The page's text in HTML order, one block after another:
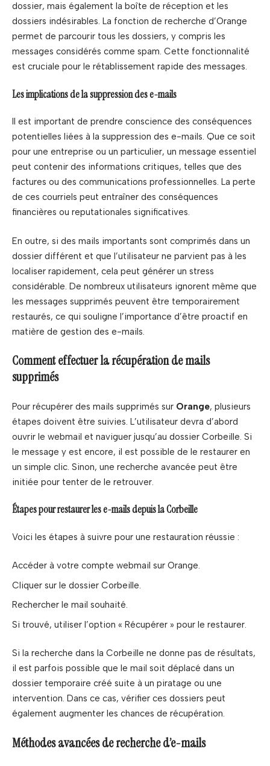
dossier, mais également la boîte de réception et les
dossiers indésirables. La fonction de recherche d’Orange
permet de parcourir tous les dossiers, y compris les
messages considérés comme spam. Cette fonctionnalité
est cruciale pour le rétablissement rapide des messages.
Les implications de la suppression des e-mails
Il est important de prendre conscience des conséquences
potentielles liées à la suppression des e-mails. Que ce soit
pour une entreprise ou un particulier, un message essentiel
peut contenir des informations critiques, telles que des
factures ou des communications professionnelles. La perte
de ces courriels peut entraîner des conséquences
financières ou reputationales significatives.
En outre, si des mails importants sont comprimés dans un
dossier différent et que l’utilisateur ne parvient pas à les
localiser rapidement, cela peut générer un stress
considérable. De nombreux utilisateurs ignorent même que
les messages supprimés peuvent être temporairement
restaurés, ce qui souligne l’importance d’être proactif en
matière de gestion des e-mails.
Comment effectuer la récupération de mails
supprimés
Pour récupérer des mails supprimés sur Orange, plusieurs
étapes doivent être suivies. L’utilisateur devra d’abord
ouvrir le webmail et naviguer jusqu’au dossier Corbeille. Si
le message y est encore, il est possible de le restaurer en
un simple clic. Sinon, une recherche avancée peut être
initiée pour tenter de le retrouver.
Étapes pour restaurer les e-mails depuis la Corbeille
Voici les étapes à suivre pour une restauration réussie :
Accéder à votre compte webmail sur Orange.
Cliquer sur le dossier Corbeille.
Rechercher le mail souhaité.
Si trouvé, utiliser l’option « Récupérer » pour le restaurer.
Si la recherche dans la Corbeille ne donne pas de résultats,
il est parfois possible que le mail soit déplacé dans un
dossier temporaire créé suite à un piratage ou une
intervention. Dans ce cas, vérifier ces dossiers peut
également augmenter les chances de récupération.
Méthodes avancées de recherche d’e-mails